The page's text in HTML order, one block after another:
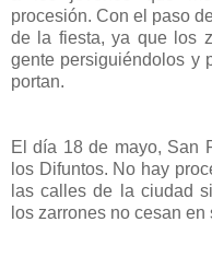
procesión. Con el paso
de la fiesta, ya que los
gente persiguiéndolos y
portan.
El día 18 de mayo, San
los Difuntos. No hay
las calles de la ciudad
los zarrones no cesan en